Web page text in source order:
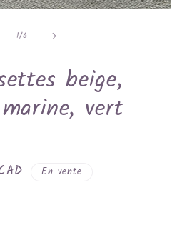
1/de
6
beige,
vert
En vente